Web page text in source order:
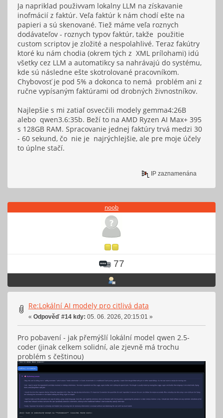
Ja napriklad použivvam lokalny LLM na získavanie
inofmácií z faktúr. Veľa faktúr k nám chodí ešte na
papieri a sú skenované. Tiež máme veľa roznych
dodávateľov - roznych typov faktúr, takže použitie
custom scriptov je zložité a nespolahlivé. Teraz fakútry
ktoré ku nám chodia (okrem tých z XML prílohami) idú
všetky cez LLM a automatikcy sa nahrávajú do systému,
kde sú následne ešte skotrolované pracovníkom.
Chybovosť je pod 5% a dokonca to nemá problém ani z
ručne vypísaným faktúrami od drobných živnostníkov.
Najlepšie s mi zatiaľ osvecčili modely gemma4:26B
alebo qwen3.6:35b. Beží to na AMD Ryzen AI Max+ 395
s 128GB RAM. Spracovanie jednej faktúry trvá medzi 30
- 60 sekund, čo nie je najrýchlejšie, ale pre moje účely
to úplne stačí.
IP zaznamenána
noob
77
Re:Lokální AI modely pro citlivá data
« Odpověď #14 kdy: 05. 06. 2026, 20:15:01 »
Pro pobavení - jak přemýšlí lokální model qwen 2.5-
coder (jinak celkem solidní, ale zjevně má trochu
problém s češtinou)